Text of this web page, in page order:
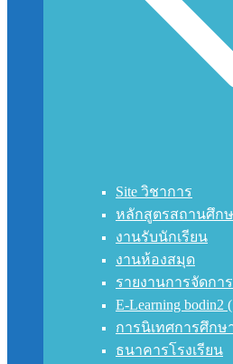
Site วิชาการ
หลักสูตรสถานศึก
งานรับนักเรียน
งานห้องสมุด
รายงานการจัดกา
E-Learning
การนิเทศการศึกษ
ธนาคารโรงเรียน